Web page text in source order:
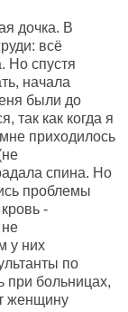
дочка. В
всё
Но спустя
начала
были до
так как когда я
приходилось
спина. Но
проблемы
-
не
у них
по
при больницах,
женщину